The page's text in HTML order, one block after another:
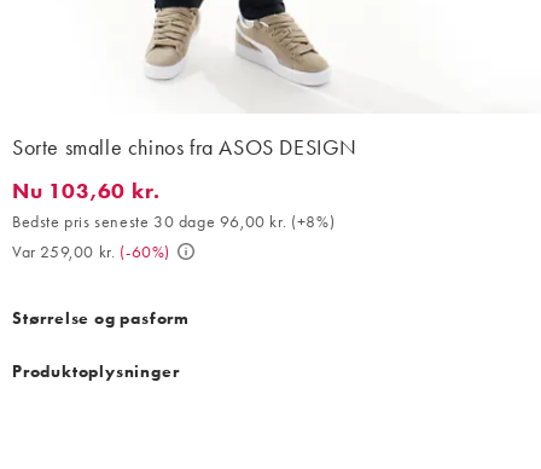
Sorte smalle chinos fra ASOS DESIGN
Nu 103,60 kr.. Bedste pris seneste 30 dage 96,00 kr. (+8%).
Nu 103,60 kr.
Bedste pris seneste 30 dage 96,00 kr. (+8%)
Var 259,00 kr. (-60%)
Størrelse og pasform
Produktoplysninger